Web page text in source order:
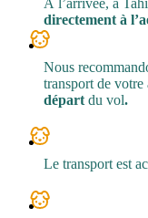
directement à
Nous
transport de votre
départ du vol.
Le transport est